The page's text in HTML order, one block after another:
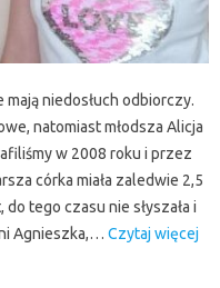
niedosłuch odbiorczy.
natomiast młodsza Alicja
w 2008 roku i przez
córka miała zaledwie 2,5
tego czasu nie słyszała i
Agnieszka,… Czytaj więcej